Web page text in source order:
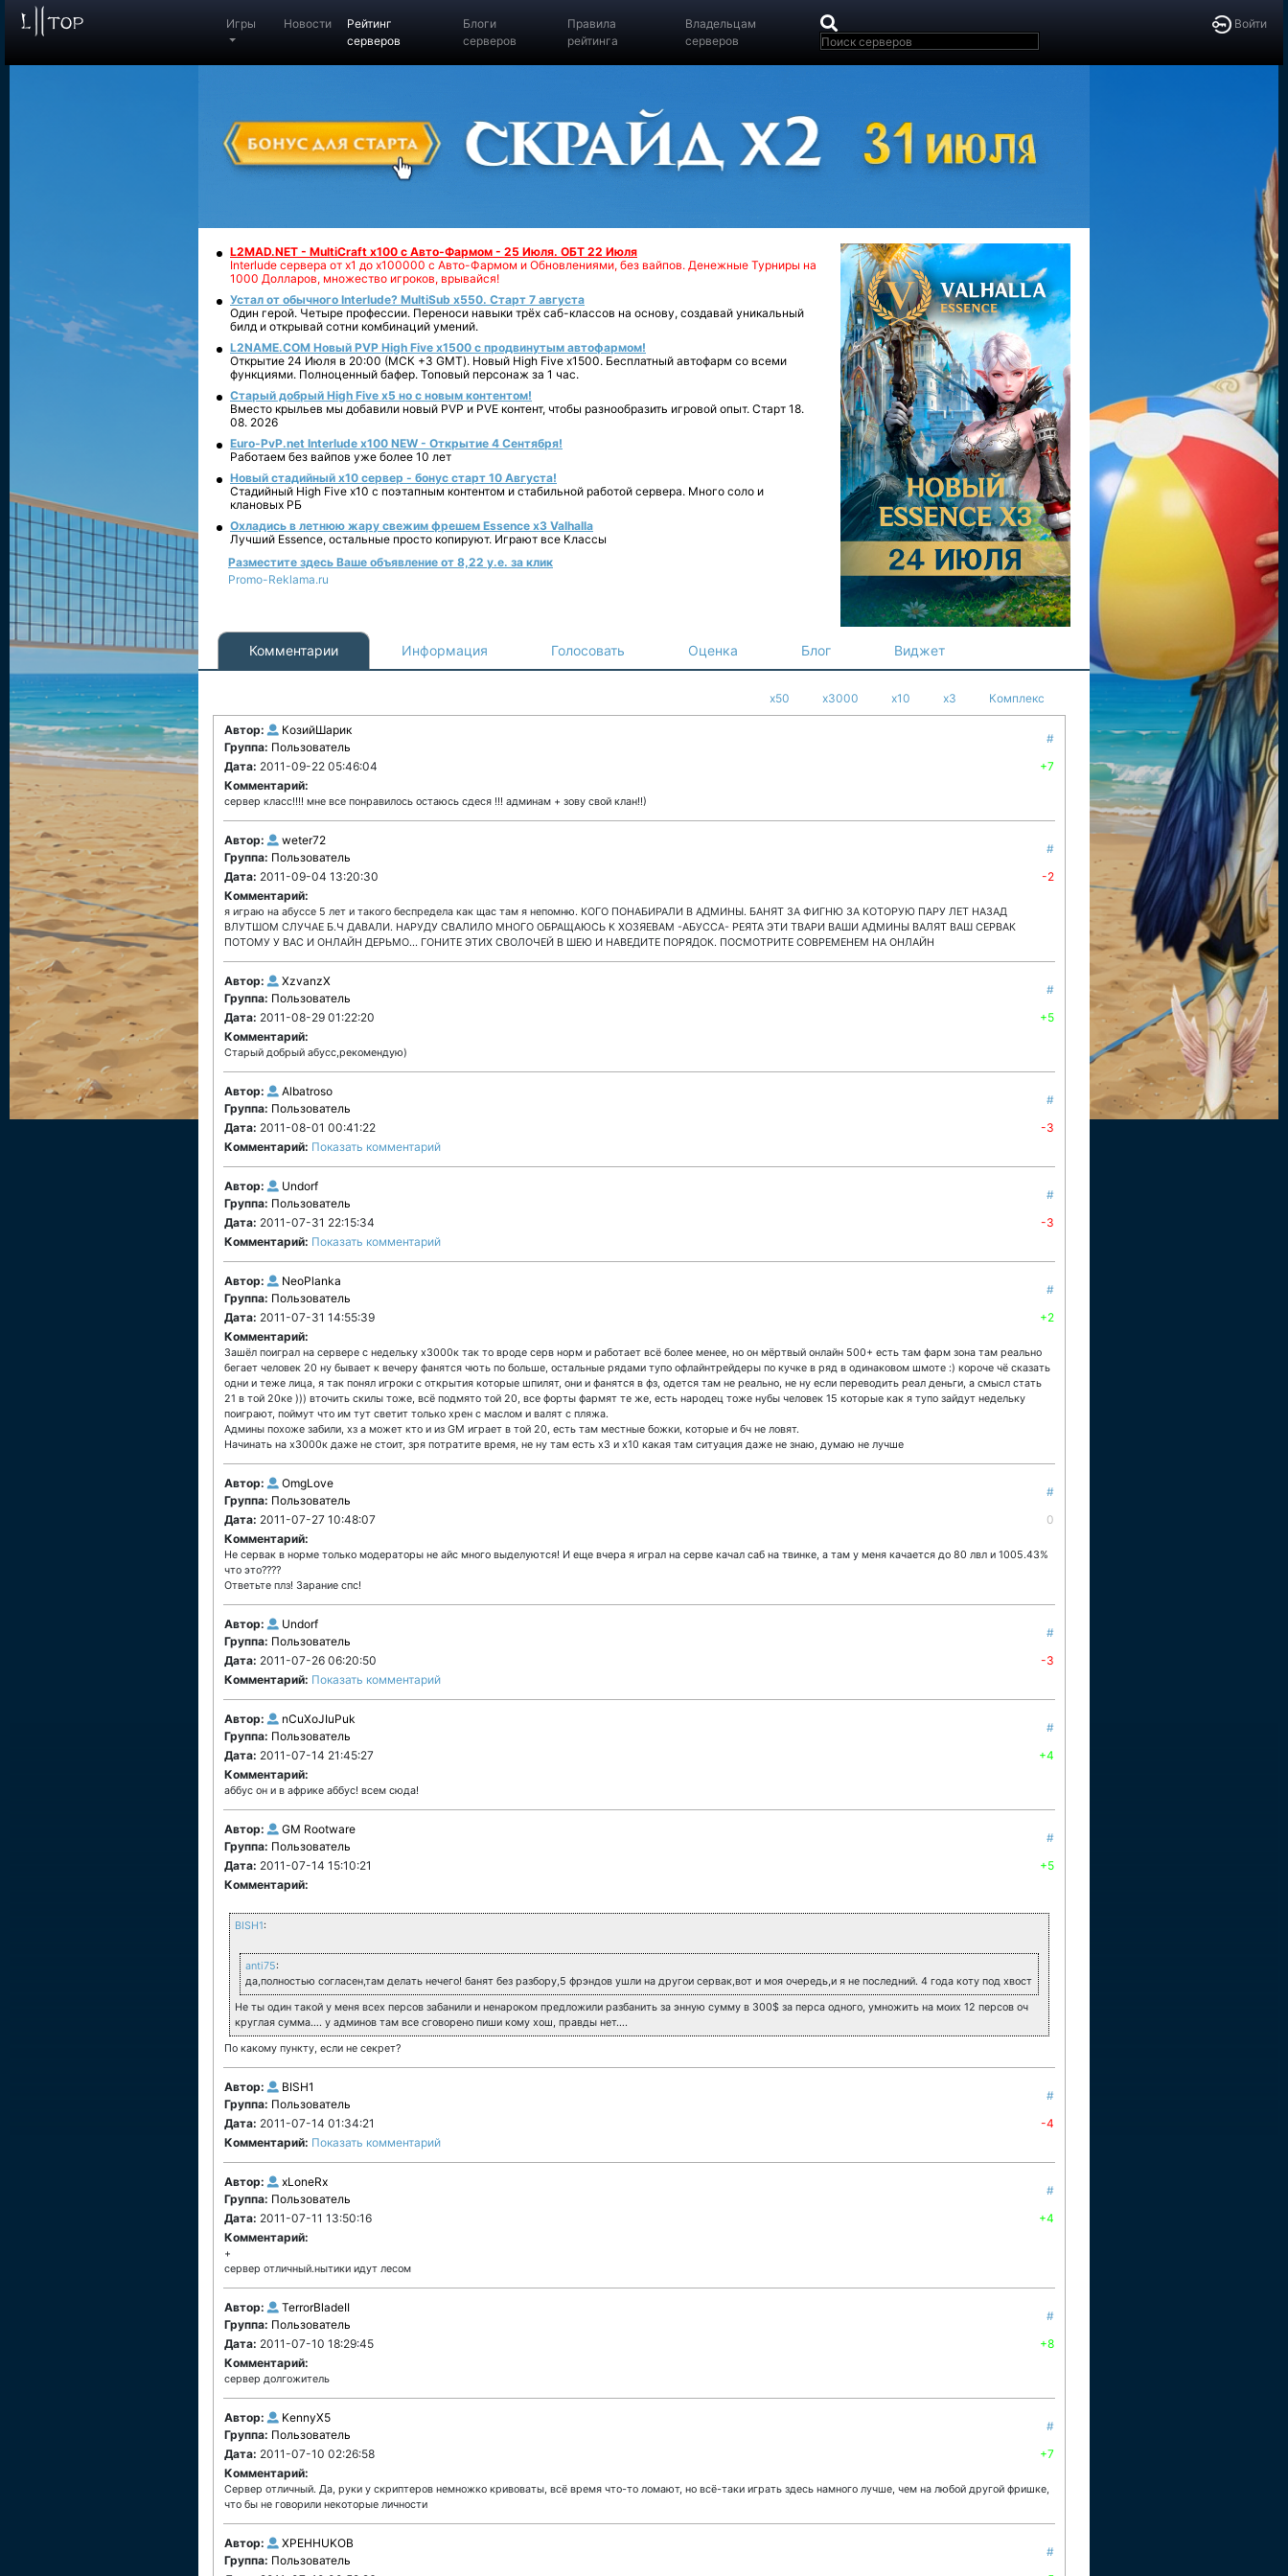
Войти
Игры Новости
Рейтинг
серверов
Блоги
серверов
Правила
рейтинга
Владельцам
серверов
L2MAD.NET - MultiCraft x100 с Авто-Фармом - 25 Июля. ОБТ 22 Июля
Interlude сервера от х1 до х100000 с Авто-Фармом и Обновлениями, без вайпов. Денежные Турниры на
1000 Долларов, множество игроков, врывайся!
Устал от обычного Interlude? MultiSub x550. Старт 7 августа
Один герой. Четыре профессии. Переноси навыки трёх саб-классов на основу, создавай уникальный
билд и открывай сотни комбинаций умений.
L2NAME.COM Новый PVP High Five x1500 с продвинутым автофармом!
Открытие 24 Июля в 20:00 (МСК +3 GMT). Новый High Five x1500. Бесплатный автофарм со всеми
функциями. Полноценный бафер. Топовый персонаж за 1 час.
Старый добрый High Five x5 но с новым контентом!
Вместо крыльев мы добавили новый PVP и PVE контент, чтобы разнообразить игровой опыт. Старт 18.
08. 2026
Euro-PvP.net Interlude х100 NEW - Открытие 4 Сентября!
Работаем без вайпов уже более 10 лет
Новый стадийный х10 сервер - бонус старт 10 Августа!
Стадийный High Five x10 с поэтапным контентом и стабильной работой сервера. Много соло и
клановых РБ
Охладись в летнюю жару свежим фрешем Essence x3 Valhalla
Лучший Essence, остальные просто копируют. Играют все Классы
Разместите здесь Ваше объявление от 8,22 у.е. за клик
Promo-Reklama.ru
Комментарии Информация Голосовать Оценка Блог Виджет
x50 x3000 x10 x3 Комплекс
Автор:
КозийШарик
Группа: Пользователь
#
Дата: 2011-09-22 05:46:04
+7
Комментарий:
сервер класс!!!! мне все понравилось остаюсь сдеся !!! админам + зову свой клан!!)
Автор:
weter72
Группа: Пользователь
#
Дата: 2011-09-04 13:20:30
-2
Комментарий:
я играю на абуссе 5 лет и такого беспредела как щас там я непомню. КОГО ПОНАБИРАЛИ В АДМИНЫ. БАНЯТ ЗА ФИГНЮ ЗА КОТОРУЮ ПАРУ ЛЕТ НАЗАД
ВЛУТШОМ СЛУЧАЕ Б.Ч ДАВАЛИ. НАРУДУ СВАЛИЛО МНОГО ОБРАЩАЮСЬ К ХОЗЯЕВАМ -АБУССА- РЕЯТА ЭТИ ТВАРИ ВАШИ АДМИНЫ ВАЛЯТ ВАШ СЕРВАК
ПОТОМУ У ВАС И ОНЛАЙН ДЕРЬМО... ГОНИТЕ ЭТИХ СВОЛОЧЕЙ В ШЕЮ И НАВЕДИТЕ ПОРЯДОК. ПОСМОТРИТЕ СОВРЕМЕНЕМ НА ОНЛАЙН
Автор:
XzvanzX
Группа: Пользователь
#
Дата: 2011-08-29 01:22:20
+5
Комментарий:
Старый добрый абусс,рекомендую)
Автор:
Albatroso
Группа: Пользователь
#
Дата: 2011-08-01 00:41:22
-3
Комментарий: Показать комментарий
Автор:
Undorf
Группа: Пользователь
#
Дата: 2011-07-31 22:15:34
-3
Комментарий: Показать комментарий
Автор:
NeoPlanka
Группа: Пользователь
#
Дата: 2011-07-31 14:55:39
+2
Комментарий:
Зашёл поиграл на сервере с недельку х3000к так то вроде серв норм и работает всё более менее, но он мёртвый онлайн 500+ есть там фарм зона там реально
бегает человек 20 ну бывает к вечеру фанятся чють по больше, остальные рядами тупо офлайнтрейдеры по кучке в ряд в одинаковом шмоте :) короче чё сказать
одни и теже лица, я так понял игроки с открытия которые шпилят, они и фанятся в фз, одется там не реально, не ну если переводить реал деньги, а смысл стать
21 в той 20ке ))) вточить скилы тоже, всё подмято той 20, все форты фармят те же, есть народец тоже нубы человек 15 которые как я тупо зайдут недельку
поиграют, поймут что им тут светит только хрен с маслом и валят с пляжа.
Админы похоже забили, хз а может кто и из GM играет в той 20, есть там местные божки, которые и бч не ловят.
Начинать на х3000к даже не стоит, зря потратите время, не ну там есть х3 и х10 какая там ситуация даже не знаю, думаю не лучше
Автор:
OmgLove
Группа: Пользователь
#
Дата: 2011-07-27 10:48:07
0
Комментарий:
Не сервак в норме только модераторы не айс много выделуются! И еще вчера я играл на серве качал саб на твинке, а там у меня качается до 80 лвл и 1005.43%
что это????
Ответьте плз! Зарание спс!
Автор:
Undorf
Группа: Пользователь
#
Дата: 2011-07-26 06:20:50
-3
Комментарий: Показать комментарий
Автор:
nCuXoJIuPuk
Группа: Пользователь
#
Дата: 2011-07-14 21:45:27
+4
Комментарий:
аббус он и в африке аббус! всем сюда!
Автор:
GM Rootware
Группа: Пользователь
#
Дата: 2011-07-14 15:10:21
+5
Комментарий:
BISH1:
anti75:
да,полностью согласен,там делать нечего! банят без разбору,5 фрэндов ушли на другои сервак,вот и моя очередь,и я не последний. 4 года коту под хвост
Не ты один такой у меня всех персов забанили и ненароком предложили разбанить за энную сумму в 300$ за перса одного, умножить на моих 12 персов оч
круглая сумма…. у админов там все сговорено пиши кому хош, правды нет….
По какому пункту, если не секрет?
Автор:
BISH1
Группа: Пользователь
#
Дата: 2011-07-14 01:34:21
-4
Комментарий: Показать комментарий
Автор:
xLoneRx
Группа: Пользователь
#
Дата: 2011-07-11 13:50:16
+4
Комментарий:
+
сервер отличный.нытики идут лесом
Автор:
TerrorBladeII
Группа: Пользователь
#
Дата: 2011-07-10 18:29:45
+8
Комментарий:
сервер долгожитель
Автор:
KennyX5
Группа: Пользователь
#
Дата: 2011-07-10 02:26:58
+7
Комментарий:
Сервер отличный. Да, руки у скриптеров немножко кривоваты, всё время что-то ломают, но всё-таки играть здесь намного лучше, чем на любой другой фришке,
что бы не говорили некоторые личности
Автор:
XPEHHUKOB
Группа: Пользователь
#